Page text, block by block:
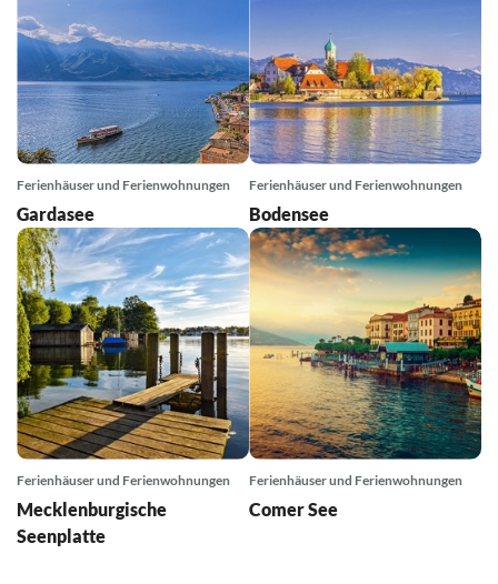
Ferienhäuser und Ferienwohnungen
Gardasee
Ferienhäuser und Ferienwohnungen
Bodensee
Ferienhäuser und Ferienwohnungen
Mecklenburgische
Seenplatte
Ferienhäuser und Ferienwohnungen
Comer See